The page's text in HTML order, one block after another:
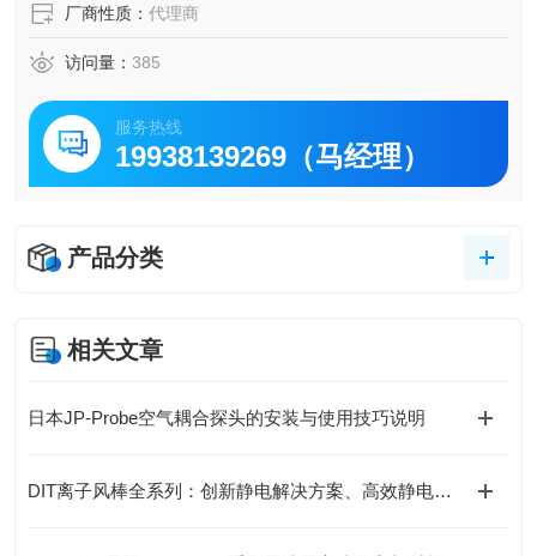
厂商性质： 代理商
访问量： 385
服务热线
19938139269（马经理）
产品分类
相关文章
日本JP-Probe空气耦合探头的安装与使用技巧说明
DIT离子风棒全系列：创新静电解决方案、高效静电消除新选择